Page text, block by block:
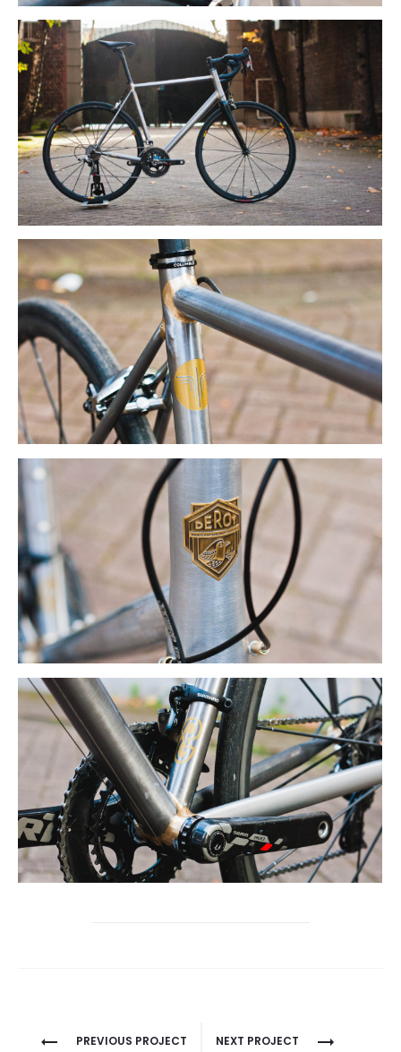
ProjectPREVIOUS PROJECT NEXT PROJECT